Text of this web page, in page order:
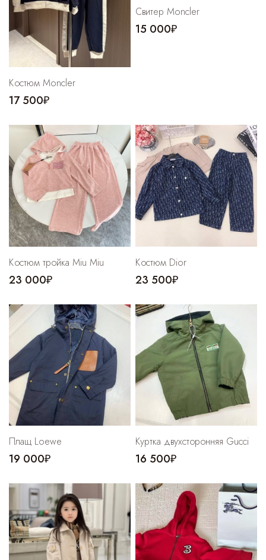
Костюм Moncler
17 500₽
Свитер Moncler
15 000₽
Костюм тройка Miu Miu
23 000₽
Костюм Dior
23 500₽
Плащ Loewe
19 000₽
Куртка двухсторонняя Gucci
16 500₽